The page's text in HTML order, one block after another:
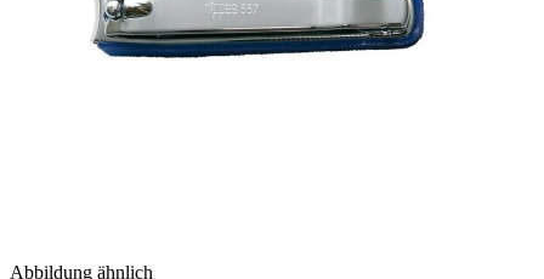
Abbildung ähnlich